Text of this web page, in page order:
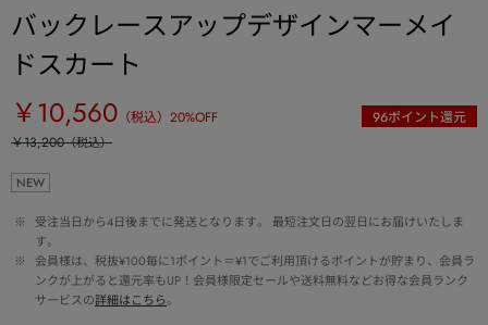
バックレースアップデザインマーメイ
ドスカート
￥10,560 （税込） 20%OFF 96ポイント還元
￥13,200（税込）
NEW
※
受注当日から4日後までに発送となります。 最短注文日の翌日にお届けいたしま
す。
※
会員様は、税抜¥100毎に1ポイント＝¥1でご利用頂けるポイントが貯まり、会員ラ
ンクが上がると還元率もUP！会員様限定セールや送料無料などお得な会員ランク
サービスの詳細はこちら。